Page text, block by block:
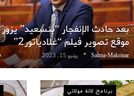
بعد حادث الإنفجار “بنسعيد” يزور
موقع تصوير فيلم “غلادياتور2”
Salma-Makouar يونيو 15, 2023
برنامج لالة مولاتي